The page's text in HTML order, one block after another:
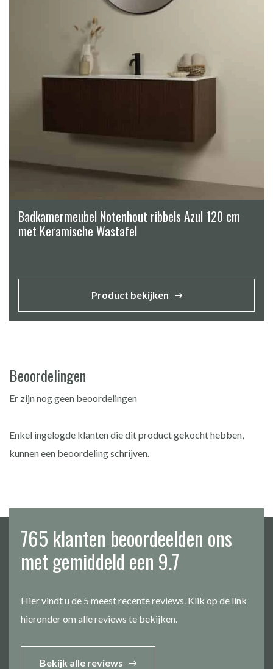
Badkamermeubel Notenhout ribbels Azul 120 cm
met Keramische Wastafel
Product bekijken
Beoordelingen
Er zijn nog geen beoordelingen
Enkel ingelogde klanten die dit product gekocht hebben,
kunnen een beoordeling schrijven.
765 klanten beoordeelden ons
met gemiddeld een 9.7
Hier vindt u de 5 meest recente reviews. Klik op de link
hieronder om alle reviews te bekijken.
Bekijk alle reviews